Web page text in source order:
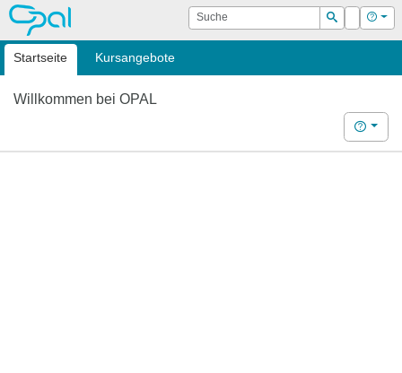
OPAL Suche
Suchen
Login Hilfe
Startseite Kursangebote
Willkommen bei OPAL
Hilfe